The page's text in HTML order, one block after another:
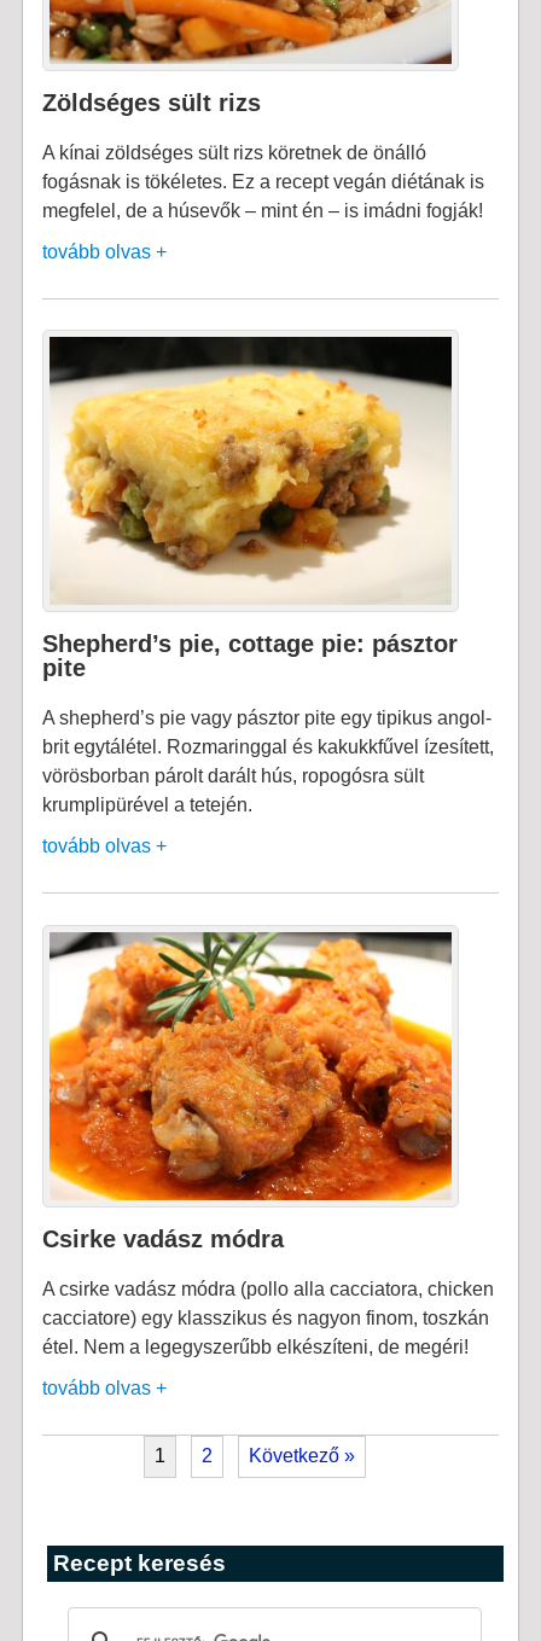
Zöldséges sült rizs
A kínai zöldséges sült rizs köretnek de önálló
fogásnak is tökéletes. Ez a recept vegán diétának is
megfelel, de a húsevők – mint én – is imádni fogják!
tovább olvas +
Shepherd’s pie, cottage pie: pásztor
pite
A shepherd’s pie vagy pásztor pite egy tipikus angol-
brit egytálétel. Rozmaringgal és kakukkfűvel ízesített,
vörösborban párolt darált hús, ropogósra sült
krumplipürével a tetején.
tovább olvas +
Csirke vadász módra
A csirke vadász módra (pollo alla cacciatora, chicken
cacciatore) egy klasszikus és nagyon finom, toszkán
étel. Nem a legegyszerűbb elkészíteni, de megéri!
tovább olvas +
1 2 Következő »
Recept keresés